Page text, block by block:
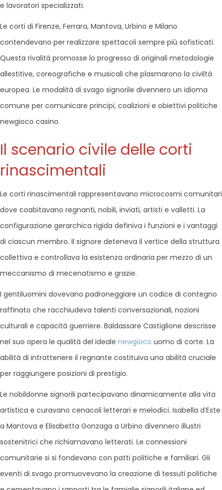
e lavoratori specializzati.
Le corti di Firenze, Ferrara, Mantova, Urbino e Milano
contendevano per realizzare spettacoli sempre più sofisticati.
Questa rivalità promosse lo progresso di originali metodologie
allestitive, coreografiche e musicali che plasmarono la civiltà
europea. Le modalità di svago signorile divennero un idioma
comune per comunicare principi, coalizioni e obiettivi politiche
newgioco casino.
Il scenario civile delle corti
rinascimentali
Le corti rinascimentali rappresentavano microcosmi comunitari
dove coabitavano regnanti, nobili, inviati, artisti e valletti. La
configurazione gerarchica rigida definiva i funzioni e i vantaggi
di ciascun membro. Il signore deteneva il vertice della struttura
collettiva e controllava la esistenza ordinaria per mezzo di un
meccanismo di mecenatismo e grazie.
I gentiluomini dovevano padroneggiare un codice di contegno
raffinato che racchiudeva talenti conversazionali, nozioni
culturali e capacità guerriere. Baldassare Castiglione descrisse
nel suo opera le qualità del ideale newgioco uomo di corte. La
abilità di intrattenere il regnante costituiva una abilità cruciale
per raggiungere posizioni di prestigio.
Le nobildonne signorili partecipavano dinamicamente alla vita
artistica e curavano cenacoli letterari e melodici. Isabella d’Este
a Mantova e Elisabetta Gonzaga a Urbino divennero illustri
sostenitrici che richiamavano letterati. Le connessioni
comunitarie si si fondevano con patti politiche e familiari. Gli
eventi di svago promuovevano la creazione di tessuti politiche